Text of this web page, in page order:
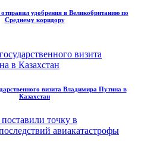
удобрения в Великобританию по
Среднему коридору
визита Владимира Путина в
Казахстан